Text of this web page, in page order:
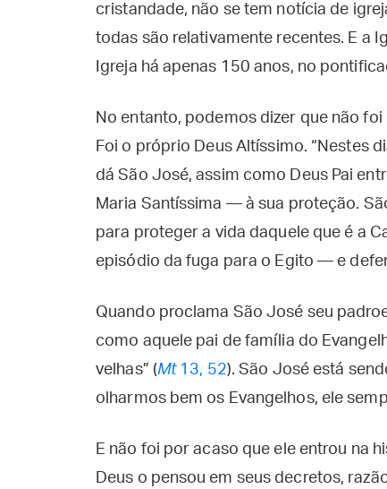
cristandade, não se tem notícia de
todas são relativamente recentes. E a
Igreja há apenas 150 anos, no
No entanto, podemos dizer que não
Foi o próprio Deus Altíssimo. “Nestes
dá São José, assim como Deus Pai
Maria Santíssima — à sua proteção.
para proteger a vida daquele que é a
episódio da fuga para o Egito — e
Quando proclama São José seu
como aquele pai de família do
velhas” (Mt13, 52). São José está
olharmos bem os Evangelhos, ele
E não foi por acaso que ele entrou na
Deus o pensou em seus decretos,